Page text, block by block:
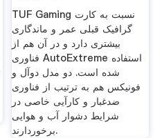
TUF Gaming نسبت به کارت
گرافیک قبلی عمر و ماندگاری
بیشتری دارد و در آن هم از
فناوری AutoExtreme استفاده
شده است. دو مدل دوآل و
فونیکس هم به ترتیب از فناوری
ضدغبار و کارآیی خاصی در
شرایط دشوار آب و هوایی
برخوردارند.